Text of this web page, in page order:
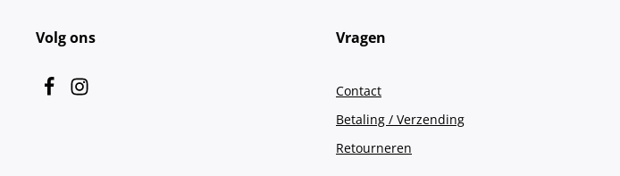
Volg ons Vragen
Contact
Betaling / Verzending
Retourneren